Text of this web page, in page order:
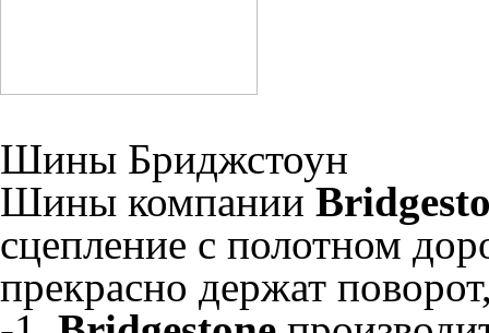
Шины Бриджстоун
Шины компании
сцепление с полотном
прекрасно держат